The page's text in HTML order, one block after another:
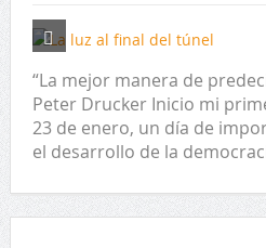
“La mejor manera de
Peter Drucker Inicio mi
23 de enero, un día de
el desarrollo de la